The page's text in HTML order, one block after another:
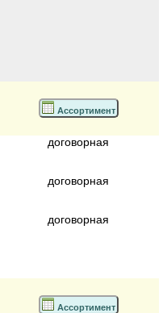
Ассортимент
договорная
договорная
договорная
Ассортимент